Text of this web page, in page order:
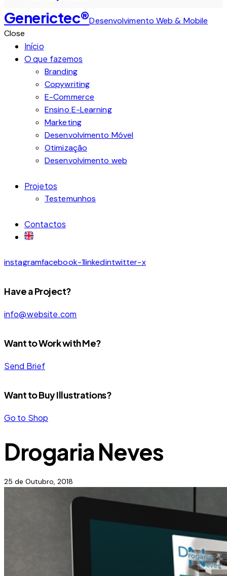
Generictec®Desenvolvimento Web & Mobile
Close
Início
O que fazemos
Branding
Copywriting
E-Commerce
Ensino E-Learning
Marketing
Desenvolvimento Móvel
Otimização
Desenvolvimento web
Projetos
Testemunhos
Contactos
instagramfacebook-1linkedintwitter-x
Have a Project?
info@website.com
Want to Work with Me?
Send Brief
Want to Buy Illustrations?
Go to Shop
Drogaria Neves
25 de Outubro, 2018